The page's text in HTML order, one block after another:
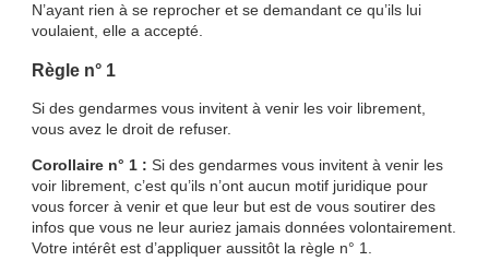
N’ayant rien à se reprocher et se demandant ce qu’ils lui
voulaient, elle a accepté.
Règle n° 1
Si des gendarmes vous invitent à venir les voir librement,
vous avez le droit de refuser.
Corollaire n° 1 : Si des gendarmes vous invitent à venir les
voir librement, c’est qu’ils n’ont aucun motif juridique pour
vous forcer à venir et que leur but est de vous soutirer des
infos que vous ne leur auriez jamais données volontairement.
Votre intérêt est d’appliquer aussitôt la règle n° 1.